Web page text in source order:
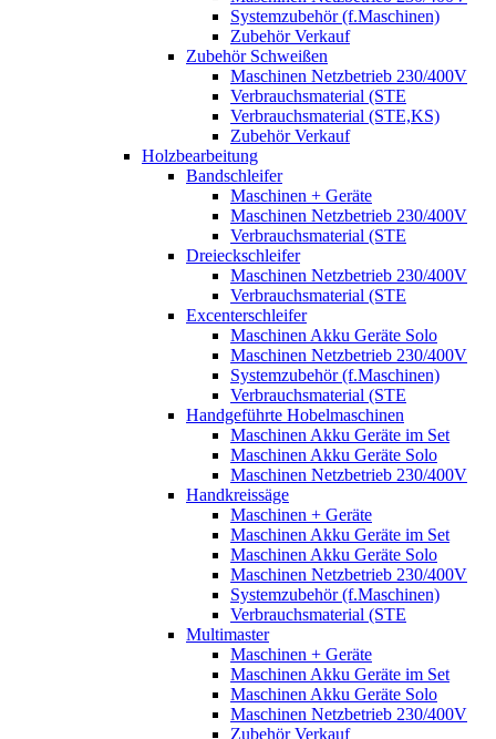
Systemzubehör (f.Maschinen)
Zubehör Verkauf
Zubehör Schweißen
Maschinen Netzbetrieb 230/400V
Verbrauchsmaterial (STE
Verbrauchsmaterial (STE,KS)
Zubehör Verkauf
Holzbearbeitung
Bandschleifer
Maschinen + Geräte
Maschinen Netzbetrieb 230/400V
Verbrauchsmaterial (STE
Dreieckschleifer
Maschinen Netzbetrieb 230/400V
Verbrauchsmaterial (STE
Excenterschleifer
Maschinen Akku Geräte Solo
Maschinen Netzbetrieb 230/400V
Systemzubehör (f.Maschinen)
Verbrauchsmaterial (STE
Handgeführte Hobelmaschinen
Maschinen Akku Geräte im Set
Maschinen Akku Geräte Solo
Maschinen Netzbetrieb 230/400V
Handkreissäge
Maschinen + Geräte
Maschinen Akku Geräte im Set
Maschinen Akku Geräte Solo
Maschinen Netzbetrieb 230/400V
Systemzubehör (f.Maschinen)
Verbrauchsmaterial (STE
Multimaster
Maschinen + Geräte
Maschinen Akku Geräte im Set
Maschinen Akku Geräte Solo
Maschinen Netzbetrieb 230/400V
Zubehör Verkauf